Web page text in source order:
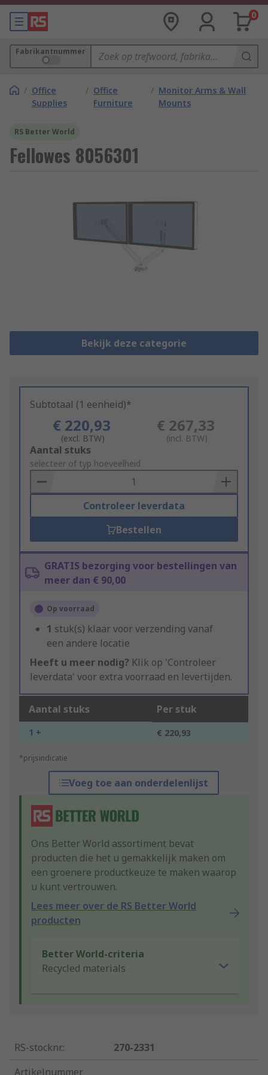
0
Fabrikantnummer
/ Office
Supplies
/ Office
Furniture
/ Monitor Arms & Wall
Mounts
RS Better World
Fellowes 8056301
Bekijk deze categorie
Subtotaal (1 eenheid)*
€ 220,93
(excl. BTW)
€ 267,33
(incl. BTW)
Add
to
Basket
Aantal stuks
selecteer of typ hoeveelheid
Controleer leverdata
Bestellen
GRATIS bezorging voor bestellingen van
meer dan € 90,00
Op voorraad
1 stuk(s) klaar voor verzending vanaf
een andere locatie
Heeft u meer nodig? Klik op 'Controleer
leverdata' voor extra voorraad en levertijden.
Aantal stuks Per stuk
1 + € 220,93
*prijsindicatie
Voeg toe aan onderdelenlijst
Ons Better World assortiment bevat
producten die het u gemakkelijk maken om
een groenere productkeuze te maken waarop
u kunt vertrouwen.
Lees meer over de RS Better World
producten
Better World-criteria
Recycled materials
RS-stocknr.:
270-2331
Artikelnummer